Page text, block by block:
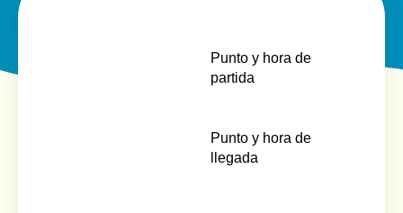
Punto y hora de
partida
Punto y hora de
llegada